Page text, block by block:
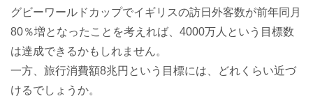
グビーワールドカップでイギリスの訪日外客数が前年同月
80％増となったことを考えれば、4000万人という目標数
は達成できるかもしれません。
一方、旅行消費額8兆円という目標には、どれくらい近づ
けるでしょうか。